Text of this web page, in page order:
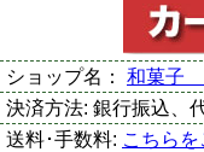
ショップ名： 和菓子
決済方法: 銀行振込、
送料･手数料: こちら